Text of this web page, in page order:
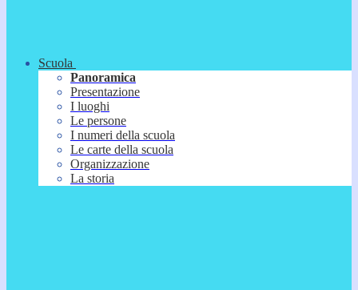
Scuola
Panoramica
Presentazione
I luoghi
Le persone
I numeri della scuola
Le carte della scuola
Organizzazione
La storia